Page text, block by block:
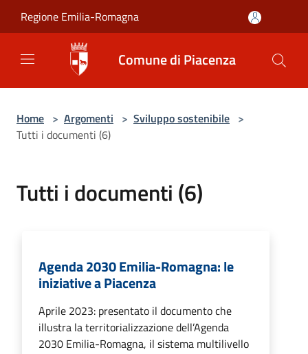
Regione Emilia-Romagna
Comune di Piacenza
Home > Argomenti > Sviluppo sostenibile >
Tutti i documenti (6)
Tutti i documenti (6)
Agenda 2030 Emilia-Romagna: le
iniziative a Piacenza
Aprile 2023: presentato il documento che
illustra la territorializzazione dell’Agenda
2030 Emilia-Romagna, il sistema multilivello